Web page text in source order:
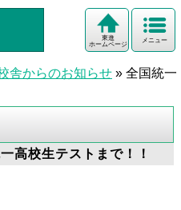
メニュー
東進
ホームページ
舎からのお知らせ » 全国統一
校生テストまで！！